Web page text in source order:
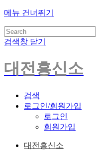
메뉴 건너뛰기
검색창 닫기
대전흥신소
검색
로그인/회원가입
로그인
회원가입
대전흥신소